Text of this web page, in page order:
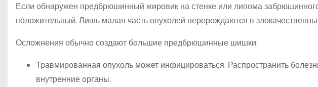
Если обнаружен предбрюшинный жировик на стенке или липома
положительный. Лишь малая часть опухолей перерождаются в
Осложнения обычно создают большие предбрюшинные шишки:
Травмированная опухоль может инфицироваться. Распространить
внутренние органы.